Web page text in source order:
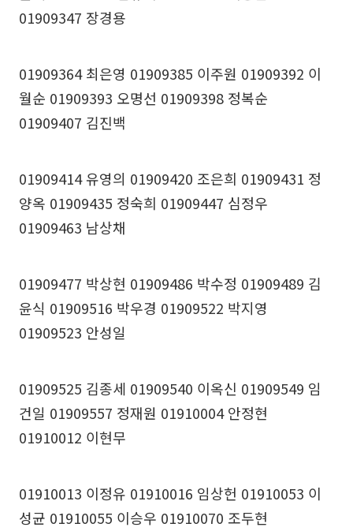
01909347 장경용
01909364 최은영 01909385 이주원 01909392 이
월순 01909393 오명선 01909398 정복순
01909407 김진백
01909414 유영의 01909420 조은희 01909431 정
양옥 01909435 정숙희 01909447 심정우
01909463 남상채
01909477 박상현 01909486 박수정 01909489 김
윤식 01909516 박우경 01909522 박지영
01909523 안성일
01909525 김종세 01909540 이옥신 01909549 임
건일 01909557 정재원 01910004 안정현
01910012 이현무
01910013 이정유 01910016 임상헌 01910053 이
성균 01910055 이승우 01910070 조두현